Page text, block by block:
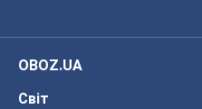
OBOZ.UA
Світ